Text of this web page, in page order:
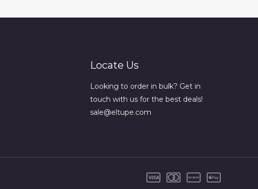
Locate Us
Looking to order in bulk? Get in
touch with us for the best deals!
sale@eltupe.com